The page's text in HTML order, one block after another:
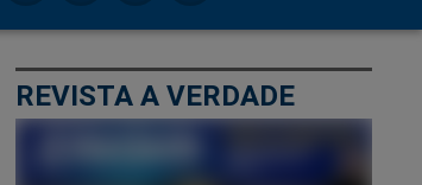
REVISTA A VERDADE